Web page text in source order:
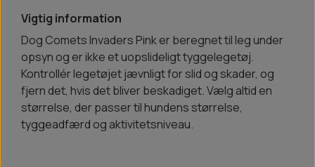
Vigtig information
Dog Comets Invaders Pink er beregnet til leg under
opsyn og er ikke et uopslideligt tyggelegetøj.
Kontrollér legetøjet jævnligt for slid og skader, og
fjern det, hvis det bliver beskadiget. Vælg altid en
størrelse, der passer til hundens størrelse,
tyggeadfærd og aktivitetsniveau.